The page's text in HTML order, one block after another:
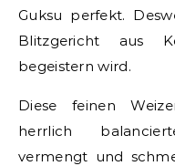
Guksu perfekt.
Blitzgericht aus
begeistern wird.
Diese feinen
herrlich
vermengt und